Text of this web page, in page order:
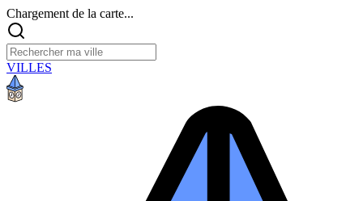
Chargement de la carte...
VILLES